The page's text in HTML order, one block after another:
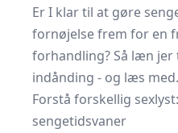
Er I klar til at gøre
fornøjelse frem for en
forhandling? Så læn jer
indånding - og læs med.
Forstå forskellig
sengetidsvaner